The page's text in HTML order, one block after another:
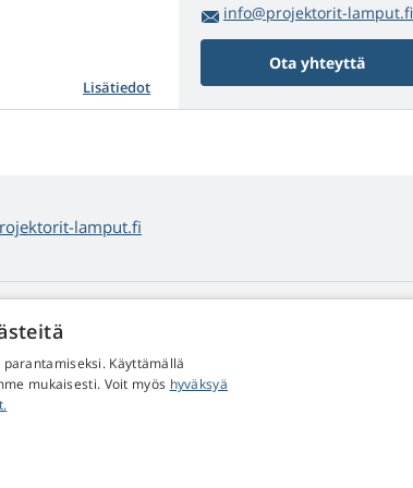
Lisätiedot
info@projektorit-lamput.fi
Ota yhteyttä
lamput.fi
käsittelystäKäyttämällä
mukaisesti. Voit myös hyväksyä